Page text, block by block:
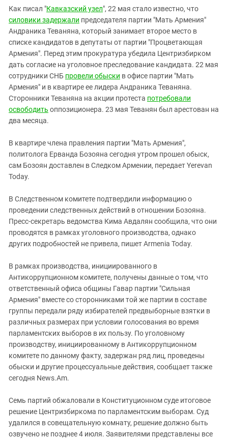
ЮФО
Как писал "Кавказский узел", 22 мая стало известно, что
силовики задержали председателя партии "Мать Армения"
Андраника Теваняна, который занимает второе место в
списке кандидатов в депутаты от партии "Процветающая
Армения". Перед этим прокуратура убедила Центризбирком
дать согласие на уголовное преследование кандидата. 22 мая
сотрудники СНБ провели обыски в офисе партии "Мать
Армения" и в квартире ее лидера Андраника Теваняна.
Сторонники Теваняна на акции протеста потребовали
освободить оппозиционера. 23 мая Теванян был арестован на
два месяца.
В квартире члена правления партии "Мать Армения",
политолога Ерванда Бозояна сегодня утром прошел обыск,
сам Бозоян доставлен в Следком Армении, передает Yerevan
Today.
В Следственном комитете подтвердили информацию о
проведении следственных действий в отношении Бозояна.
Пресс-секретарь ведомства Кима Авдалян сообщила, что они
проводятся в рамках уголовного производства, однако
других подробностей не привела, пишет Armenia Today.
В рамках производства, инициированного в
Антикоррупционном комитете, получены данные о том, что
ответственный офиса общины Гавар партии "Сильная
Армения" вместе со сторонниками той же партии в составе
группы передали ряду избирателей предвыборные взятки в
различных размерах при условии голосования во время
парламентских выборов в их пользу. По уголовному
производству, инициированному в Антикоррупционном
комитете по данному факту, задержан ряд лиц, проведены
обыски и другие процессуальные действия, сообщает также
сегодня News.Am.
Семь партий обжаловали в Конституционном суде итоговое
решение Центризбиркома по парламентским выборам. Суд
удалился в совещательную комнату, решение должно быть
озвучено не позднее 4 июля. Заявителями представлены все